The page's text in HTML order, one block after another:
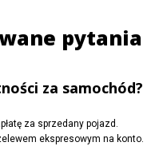
pytania
za samochód?
za sprzedany pojazd.
ekspresowym na konto.